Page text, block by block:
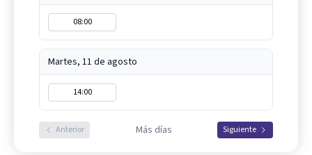
08:00
Martes, 11 de agosto
14:00
Anterior Más días Siguiente